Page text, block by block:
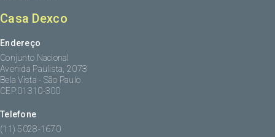
Casa Dexco
Endereço
Conjunto Nacional
Avenida Paulista, 2073
Bela Vista - São Paulo
CEP:01310-300
Telefone
(11) 5028-1670